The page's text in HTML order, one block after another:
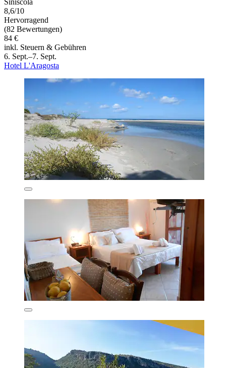
8,6/10
Hervorragend
(82 Bewertungen)
84 €
inkl. Steuern & Gebühren
6. Sept.–7. Sept.
Hotel L'Aragosta